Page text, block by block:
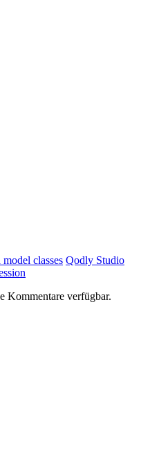
classes Qodly Studio
Kommentare verfügbar.